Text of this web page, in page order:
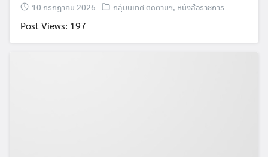
10 กรกฎาคม 2026 กลุ่มนิเทศ ติดตามฯ, หนังสือราชการ
Post Views: 197